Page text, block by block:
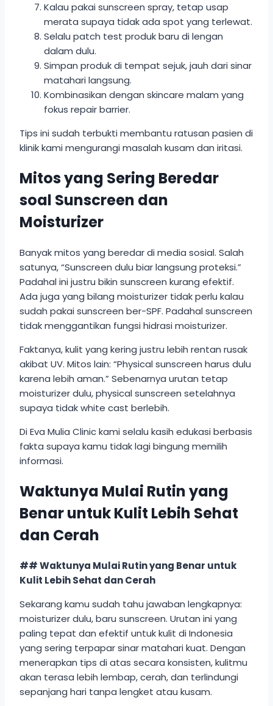
Kalau pakai sunscreen spray, tetap usap
merata supaya tidak ada spot yang terlewat.
Selalu patch test produk baru di lengan
dalam dulu.
Simpan produk di tempat sejuk, jauh dari sinar
matahari langsung.
Kombinasikan dengan skincare malam yang
fokus repair barrier.
Tips ini sudah terbukti membantu ratusan pasien di
klinik kami mengurangi masalah kusam dan iritasi.
Mitos yang Sering Beredar
soal Sunscreen dan
Moisturizer
Banyak mitos yang beredar di media sosial. Salah
satunya, “Sunscreen dulu biar langsung proteksi.”
Padahal ini justru bikin sunscreen kurang efektif.
Ada juga yang bilang moisturizer tidak perlu kalau
sudah pakai sunscreen ber-SPF. Padahal sunscreen
tidak menggantikan fungsi hidrasi moisturizer.
Faktanya, kulit yang kering justru lebih rentan rusak
akibat UV. Mitos lain: “Physical sunscreen harus dulu
karena lebih aman.” Sebenarnya urutan tetap
moisturizer dulu, physical sunscreen setelahnya
supaya tidak white cast berlebih.
Di Eva Mulia Clinic kami selalu kasih edukasi berbasis
fakta supaya kamu tidak lagi bingung memilih
informasi.
Waktunya Mulai Rutin yang
Benar untuk Kulit Lebih Sehat
dan Cerah
## Waktunya Mulai Rutin yang Benar untuk
Kulit Lebih Sehat dan Cerah
Sekarang kamu sudah tahu jawaban lengkapnya:
moisturizer dulu, baru sunscreen. Urutan ini yang
paling tepat dan efektif untuk kulit di Indonesia
yang sering terpapar sinar matahari kuat. Dengan
menerapkan tips di atas secara konsisten, kulitmu
akan terasa lebih lembap, cerah, dan terlindungi
sepanjang hari tanpa lengket atau kusam.